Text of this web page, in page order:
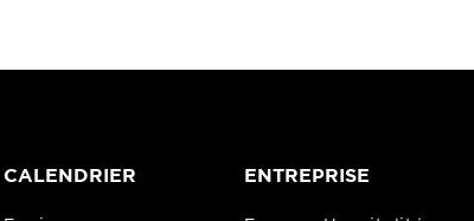
CALENDRIER ENTREPRISE